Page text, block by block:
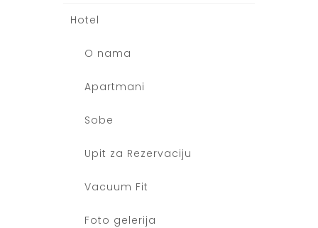
Hotel
O nama
Apartmani
Sobe
Upit za Rezervaciju
Vacuum Fit
Foto gelerija